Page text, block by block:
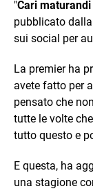
"Cari
pubblicato
sui social per
La premier ha
avete fatto per
pensato che
tutte le volte
tutto questo e
E questa, ha
una stagione